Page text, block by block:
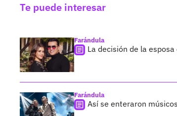
Te puede interesar
Farándula
La decisión de la
Farándula
Así se enteraron